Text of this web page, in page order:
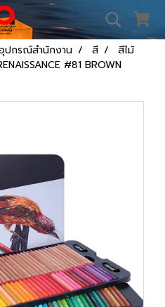
ปกรณ์สำนักงาน สี
สีไม้
#81 BROWN